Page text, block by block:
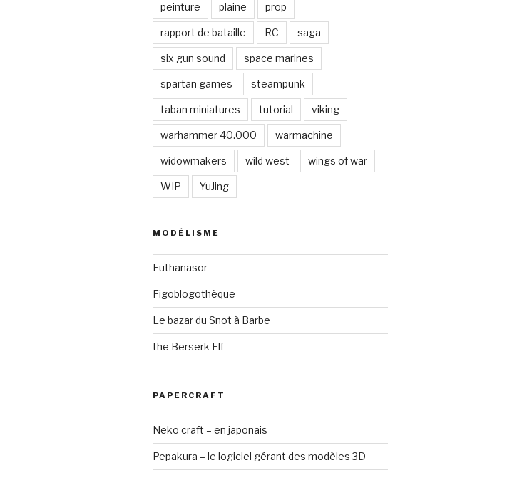
peinture plaine prop
rapport de bataille RC saga
six gun sound space marines
spartan games steampunk
taban miniatures tutorial viking
warhammer 40.000 warmachine
widowmakers wild west wings of war
WIP YuJing
MODÉLISME
Euthanasor
Figoblogothèque
Le bazar du Snot à Barbe
the Berserk Elf
PAPERCRAFT
Neko craft – en japonais
Pepakura – le logiciel gérant des modèles 3D